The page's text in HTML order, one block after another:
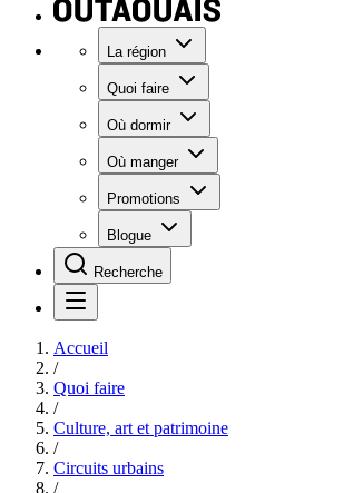
La région
Quoi faire
Où dormir
Où manger
Promotions
Blogue
Recherche
Accueil
/
Quoi faire
/
Culture, art et patrimoine
/
Circuits urbains
/